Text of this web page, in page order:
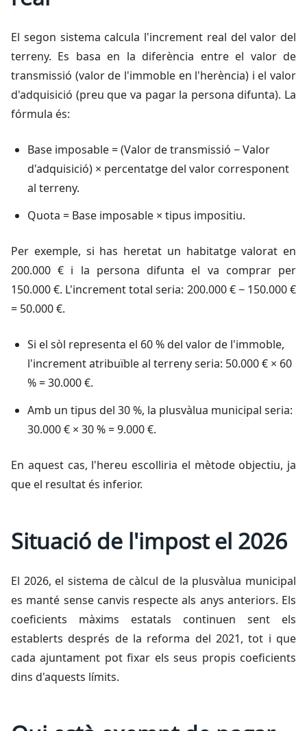
El segon sistema calcula l'increment real del valor del
terreny. Es basa en la diferència entre el valor de
transmissió (valor de l'immoble en l'herència) i el valor
d'adquisició (preu que va pagar la persona difunta). La
fórmula és:
Base imposable = (Valor de transmissió − Valor
d'adquisició) × percentatge del valor corresponent
al terreny.
Quota = Base imposable × tipus impositiu.
Per exemple, si has heretat un habitatge valorat en
200.000 € i la persona difunta el va comprar per
150.000 €. L'increment total seria: 200.000 € − 150.000 €
= 50.000 €.
Si el sòl representa el 60 % del valor de l'immoble,
l'increment atribuïble al terreny seria: 50.000 € × 60
% = 30.000 €.
Amb un tipus del 30 %, la plusvàlua municipal seria:
30.000 € × 30 % = 9.000 €.
En aquest cas, l'hereu escolliria el mètode objectiu, ja
que el resultat és inferior.
Situació de l'impost el 2026
El 2026, el sistema de càlcul de la plusvàlua municipal
es manté sense canvis respecte als anys anteriors. Els
coeficients màxims estatals continuen sent els
establerts després de la reforma del 2021, tot i que
cada ajuntament pot fixar els seus propis coeficients
dins d'aquests límits.